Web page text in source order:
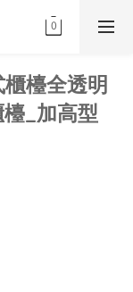
檯全透明
_加高型